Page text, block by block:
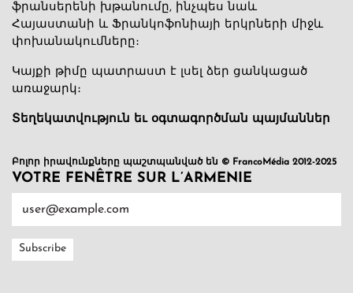
ֆրանսերենի խթանումը, ինչպես նաև
Հայաստանի և Ֆրանկոֆոնիայի երկրների միջև
փոխանակումները։
Կայքի թիմը պատրաստ է լսել ձեր ցանկացած
առաջարկ։
Տեղեկատվություն եւ օգտագործման պայմաններ
Բոլոր իրավունքները պաշտպանված են © FrancoMédia 2012-2025
VOTRE FENÊTRE SUR L’ARMENIE